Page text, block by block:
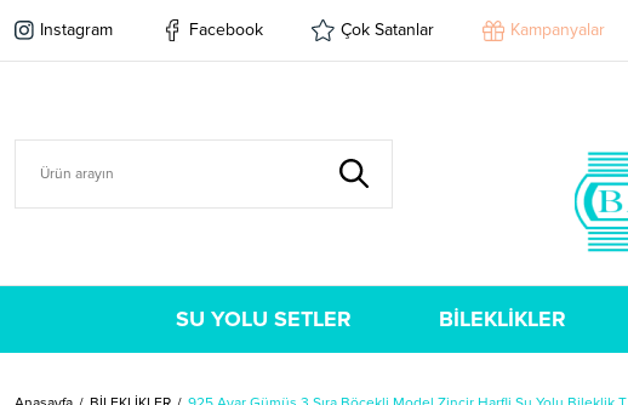
Instagram Facebook Çok Satanlar Kampanyalar
SU YOLU SETLER BİLEKLİKLER